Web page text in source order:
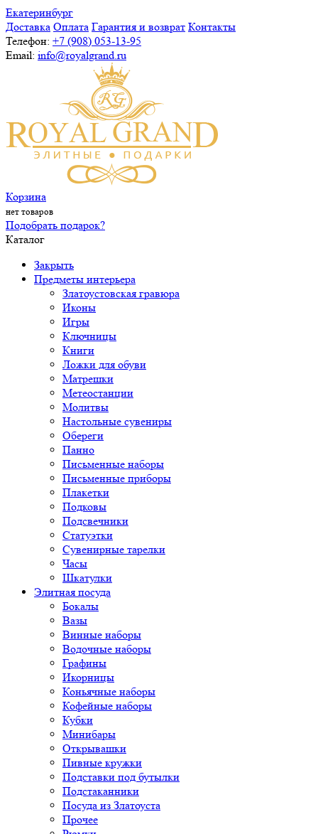
Екатеринбург
Доставка Оплата Гарантия и возврат Контакты
Телефон: +7 (908) 053-13-95
Email: info@royalgrand.ru
Корзина
нет товаров
Подобрать подарок?
Каталог
Закрыть
Предметы интерьера
Златоустовская гравюра
Иконы
Игры
Ключницы
Книги
Ложки для обуви
Матрешки
Метеостанции
Молитвы
Настольные сувениры
Обереги
Панно
Письменные наборы
Письменные приборы
Плакетки
Подковы
Подсвечники
Статуэтки
Сувенирные тарелки
Часы
Шкатулки
Элитная посуда
Бокалы
Вазы
Винные наборы
Водочные наборы
Графины
Икорницы
Коньячные наборы
Кофейные наборы
Кубки
Минибары
Открывашки
Пивные кружки
Подставки под бутылки
Подстаканники
Посуда из Златоуста
Прочее